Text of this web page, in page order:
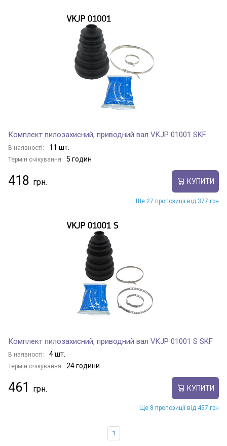
Комплект пилозахисний, приводний вал VKJP 01001 SKF
В наявності: 11 шт.
Термін очікування: 5 годин
418 КУПИТИ
Ще 27 пропозиції від 377 грн
Комплект пилозахисний, приводний вал VKJP 01001 S SKF
В наявності: 4 шт.
Термін очікування: 24 години
461 КУПИТИ
Ще 8 пропозиції від 457 грн
1